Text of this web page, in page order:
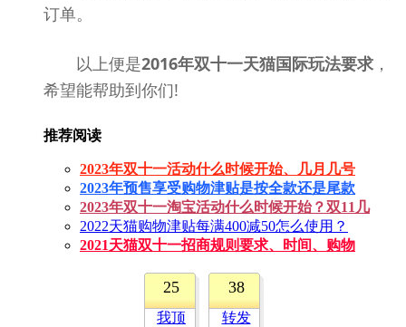
订单。
以上便是2016年双十一天猫国际玩法要求 ，
希望能帮助到你们!
推荐阅读
2023年双十一活动什么时候开始、几月几号
2023年预售享受购物津贴是按全款还是尾款
2023年双十一淘宝活动什么时候开始？双11几
2022天猫购物津贴每满400减50怎么使用？
2021天猫双十一招商规则要求、时间、购物
25
我顶
38
转发